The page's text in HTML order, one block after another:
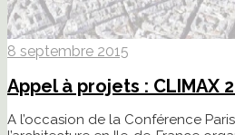
8 septembre 2015
Appel à projets : CLIMAX
A l’occasion de la Conférence